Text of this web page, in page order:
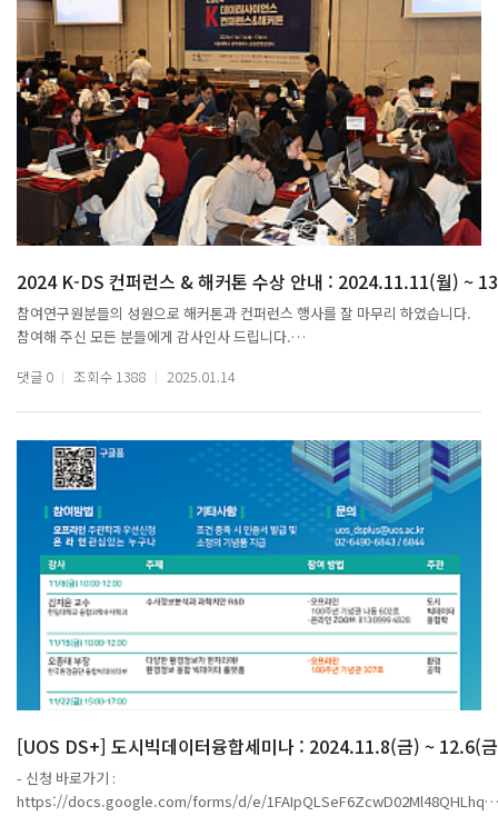
2024 K-DS 컨퍼런스 & 해커톤 수상 안내 : 2024.11.11(월) ~
참여연구원분들의 성원으로 해커톤과 컨퍼런스 행사를 잘 마무리 하였습니다.
참여해 주신 모든 분들에게 감사인사 드립니다.
더불어 해커톤과 컨퍼런스 연구발표 각 부문에서 수상을 아래와 같이 안내드립니
* 해커톤 우수상
1. 팀명 : 해커톤 마피아
- 학과 : 통계데이터사이언스학과
- 참여 연구원 : 하정원, 김다은, 김문수, 박희망
- 주제 : XGBoost 모델을 이용한 영상처리 기반 배구 경기 기록지 프로그램
2. 팀명 : 건공이
- 학과 : 통계데이터사이언스학과
- 참여 연구원 : 정재환, 박기정, 임재성, 송화원
- 주제 : 한국인 피부 특성에 적합한 초개인화 AI 얼굴 피부 진단 시스템
3. 팀명 : ALSH
- 학과 : 통계데이터사이언스학과
댓글 0 조회수 1388 2025.01.14
[UOS DS+] 도시빅데이터융합세미나 : 2024.11.8(금) ~ 12.6(
- 신청 바로가기 :
https://docs.google.com/forms/d/e/